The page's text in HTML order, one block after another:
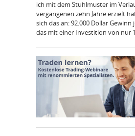
ich mit dem Stuhlmuster im
vergangenen zehn Jahre erzielt
sich das an: 92.000 Dollar Gewinn
das mit einer Investition von nur